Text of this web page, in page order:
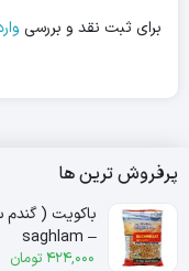
برای ثبت نقد و بررسی
پرفروش ترین ها
– saghlam
424,000 تومان